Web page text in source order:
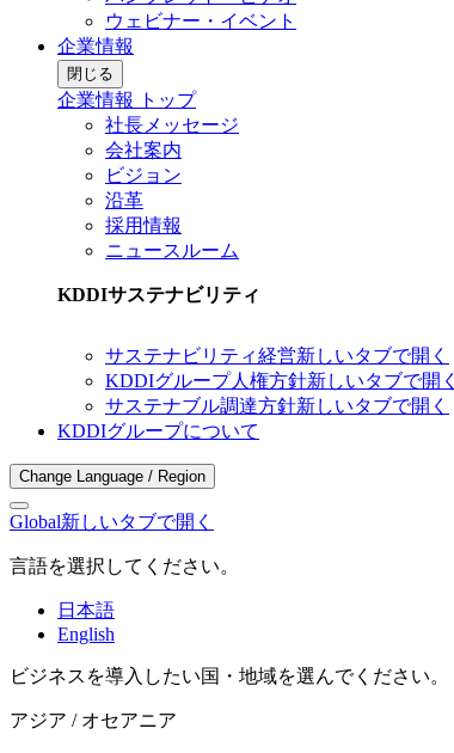
ウェビナー・イベント
企業情報
閉じる
企業情報 トップ
社長メッセージ
会社案内
ビジョン
沿革
採用情報
ニュースルーム
KDDIサステナビリティ
サステナビリティ経営新しいタブで開く
KDDIグループ人権方針新しいタブで開く
サステナブル調達方針新しいタブで開く
KDDIグループについて
Change Language / Region
Global新しいタブで開く
言語を選択してください。
日本語
English
ビジネスを導入したい国・地域を選んでください。
アジア / オセアニア